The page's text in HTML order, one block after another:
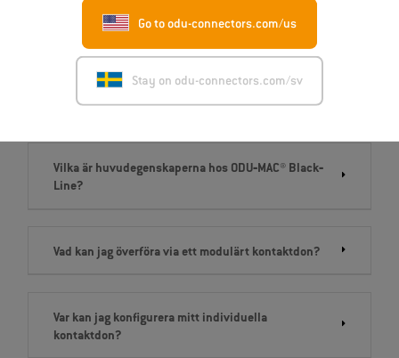
Go to odu-connectors.com/us
Stay on odu-connectors.com/sv
Vilka höljen finns tillgängliga och hur skiljer de sig?
Vilka är huvudegenskaperna hos ODU‐MAC® Black‐
Line?
Vad kan jag överföra via ett modulärt kontaktdon?
Var kan jag konfigurera mitt individuella
kontaktdon?